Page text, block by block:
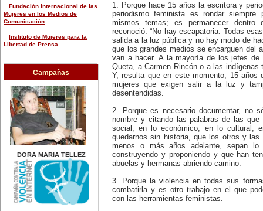
anticonceptivos. Fue considerada
por el director de FBI, Edgar
Hoover, 'la mujer más peligrosa de
del país.
30 de marzo:
-En 2003 Doce calles de un sector
urbano de Santo Domingo son
bautizadas con los nombres de 12
mujeres que tuvieron una
actuación en el campo de la
enseñanza, las letras, artes y en
la causa de los derechos de las
mujeres.
31 de marzo:
Día Mundial del Agua.
4 de febrero:
-Se suicida Violeta Parra (1917-
1967), cantautora, recopiladora
del folklore y artista plástica
chilena, y una de las figuras más
relevantes de la cultura
latinoamericana. Autora de un
Fundación Internacional de las
Mujeres en los Medios de
Comunicación
Instituto de Mujeres para la
Libertad de Prensa
Comunicación
Federaciones y organizaciones de
prensa en general:
Agencia de Noticias de México
(Notimex)
Agencia Latinoamericana de
Información (Alai)
Federación Internacional de
Periodistas (IFJ)
Fundación Nuevo Periodismo
Iberoamericano (FNPI)
Red de Periodistas
Campañas
DORA MARIA TELLEZ
1. Porque hace 15 años la escritora y
periodismo feminista es rondar
mismos temas; es permanecer
reconoció: “No hay escapatoria. Todas
salida a la luz pública y no hay modo de
que los grandes medios se encarguen del
van a hacer. A la mayoría de los jefes de
Queta, a Carmen Rincón o a las indígenas
Y, resulta que en este momento, 15 años
mujeres que exigen salir a la luz y
desentendidas.
2. Porque es necesario documentar, no
nombre y citando las palabras de las
social, en lo económico, en lo cultural,
quedarnos sin historia, que los otros y
menos o más años adelante, sepan
construyendo y proponiendo y que han
abuelas y hermanas abriendo camino.
3. Porque la violencia en todas sus
combatirla y es otro trabajo en el que
con las herramientas feministas.